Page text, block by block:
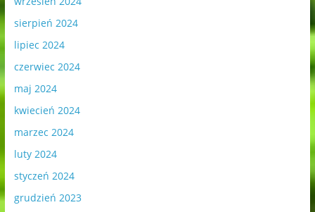
sierpień 2024
lipiec 2024
czerwiec 2024
maj 2024
kwiecień 2024
marzec 2024
luty 2024
styczeń 2024
grudzień 2023